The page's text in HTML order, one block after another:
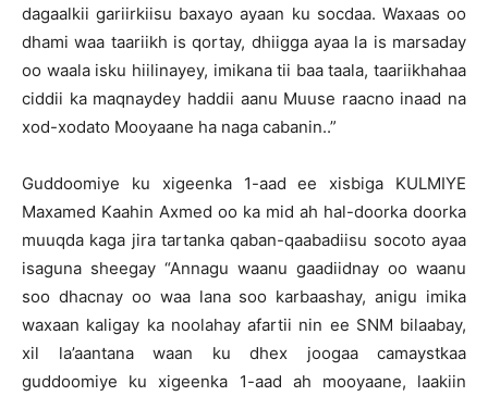
dagaalkii gariirkiisu baxayo ayaan ku socdaa. Waxaas oo
dhami waa taariikh is qortay, dhiigga ayaa la is marsaday
oo waala isku hiilinayey, imikana tii baa taala, taariikhahaa
ciddii ka maqnaydey haddii aanu Muuse raacno inaad na
xod-xodato Mooyaane ha naga cabanin..”
Guddoomiye ku xigeenka 1-aad ee xisbiga KULMIYE
Maxamed Kaahin Axmed oo ka mid ah hal-doorka doorka
muuqda kaga jira tartanka qaban-qaabadiisu socoto ayaa
isaguna sheegay “Annagu waanu gaadiidnay oo waanu
soo dhacnay oo waa lana soo karbaashay, anigu imika
waxaan kaligay ka noolahay afartii nin ee SNM bilaabay,
xil la’aantana waan ku dhex joogaa camaystkaa
guddoomiye ku xigeenka 1-aad ah mooyaane, laakiin